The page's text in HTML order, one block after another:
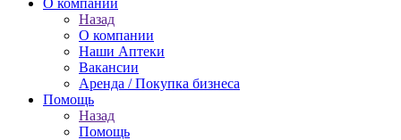
О компании
Назад
О компании
Наши Аптеки
Вакансии
Аренда / Покупка бизнеса
Помощь
Назад
Помощь